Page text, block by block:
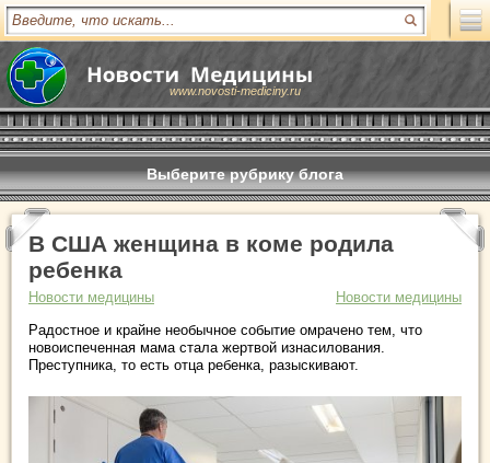
www.novosti-mediciny.ru
Выберите рубрику блога
В США женщина в коме родила
ребенка
Новости медицины
Новости медицины
Радостное и крайне необычное событие омрачено тем, что
новоиспеченная мама стала жертвой изнасилования.
Преступника, то есть отца ребенка, разыскивают.